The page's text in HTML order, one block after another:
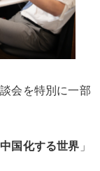
会を特別に一部
国化する世界 」